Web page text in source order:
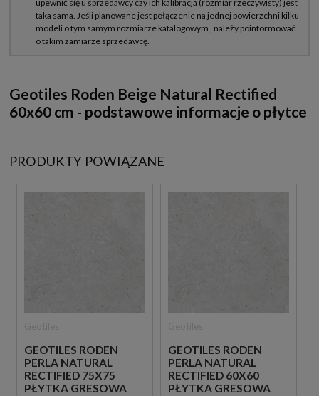
Geotiles Roden Beige Natural Rectified
60x60 cm - podstawowe informacje o płytce
PRODUKTY POWIĄZANE
GEOTILES RODEN
PERLA NATURAL
RECTIFIED 75X75
PŁYTKA GRESOWA
GEOTILES RODEN
PERLA NATURAL
RECTIFIED 60X60
PŁYTKA GRESOWA